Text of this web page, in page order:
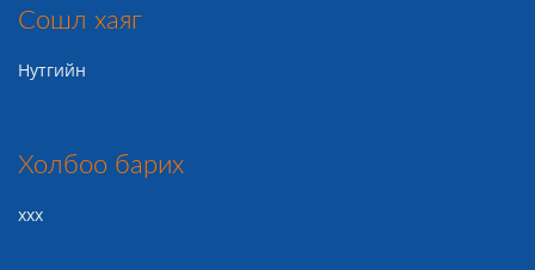
Сошл хаяг
Нутгийн
Холбоо барих
ххх